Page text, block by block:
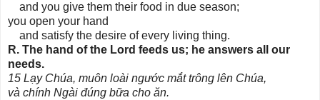
and you give them their food in due season;
you open your hand
and satisfy the desire of every living thing.
R. The hand of the Lord feeds us; he answers all our
needs.
15 Lạy Chúa, muôn loài ngước mắt trông lên Chúa,
và chính Ngài đúng bữa cho ăn.